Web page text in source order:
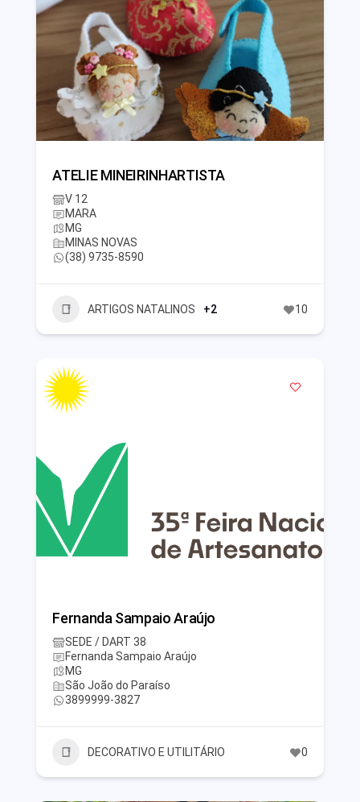
ATELIE MINEIRINHARTISTA
V 12
MARA
MG
MINAS NOVAS
(38) 9735-8590
ARTIGOS NATALINOS +2 10
Fernanda Sampaio Araújo
SEDE / DART 38
Fernanda Sampaio Araújo
MG
São João do Paraíso
3899999-3827
DECORATIVO E UTILITÁRIO 0